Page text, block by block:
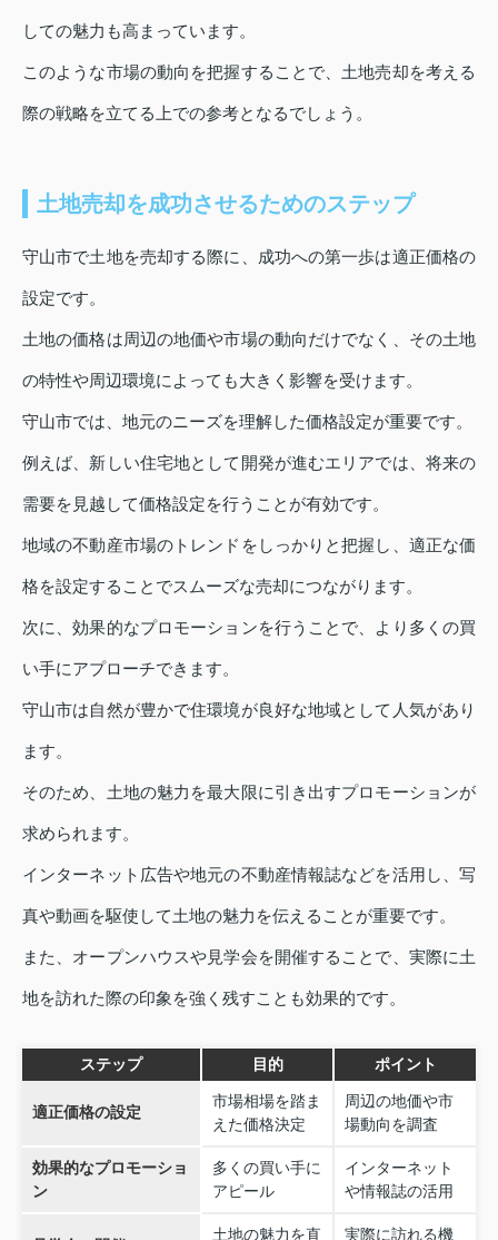
しての魅力も高まっています。
このような市場の動向を把握することで、土地売却を考える
際の戦略を立てる上での参考となるでしょう。
土地売却を成功させるためのステップ
守山市で土地を売却する際に、成功への第一歩は適正価格の
設定です。
土地の価格は周辺の地価や市場の動向だけでなく、その土地
の特性や周辺環境によっても大きく影響を受けます。
守山市では、地元のニーズを理解した価格設定が重要です。
例えば、新しい住宅地として開発が進むエリアでは、将来の
需要を見越して価格設定を行うことが有効です。
地域の不動産市場のトレンドをしっかりと把握し、適正な価
格を設定することでスムーズな売却につながります。
次に、効果的なプロモーションを行うことで、より多くの買
い手にアプローチできます。
守山市は自然が豊かで住環境が良好な地域として人気があり
ます。
そのため、土地の魅力を最大限に引き出すプロモーションが
求められます。
インターネット広告や地元の不動産情報誌などを活用し、写
真や動画を駆使して土地の魅力を伝えることが重要です。
また、オープンハウスや見学会を開催することで、実際に土
地を訪れた際の印象を強く残すことも効果的です。
ステップ 目的 ポイント
適正価格の設定
市場相場を踏ま
えた価格決定
周辺の地価や市
場動向を調査
効果的なプロモーショ
ン
多くの買い手に
アピール
インターネット
や情報誌の活用
土地の魅力を直 実際に訪れる機